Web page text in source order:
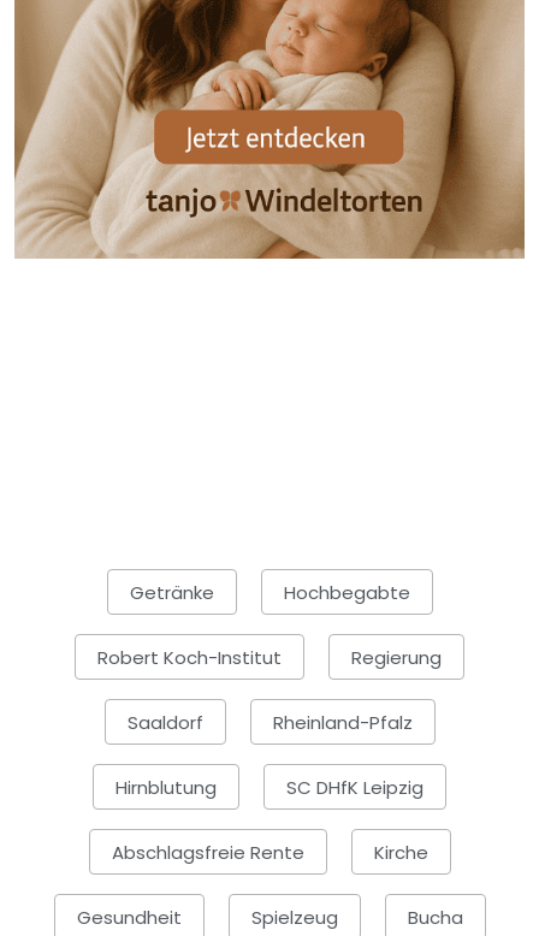
Getränke Hochbegabte
Robert Koch-Institut Regierung
Saaldorf Rheinland-Pfalz
Hirnblutung SC DHfK Leipzig
Abschlagsfreie Rente Kirche
Gesundheit Spielzeug Bucha